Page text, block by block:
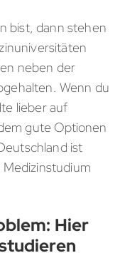
bist, dann stehen
neben der
Wenn du
lieber auf
gute Optionen
ist
Hier